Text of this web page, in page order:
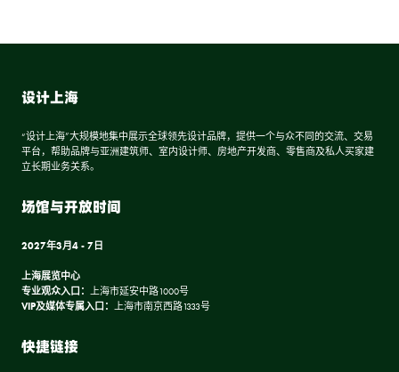
设计上海
“设计上海”大规模地集中展示全球领先设计品牌，提供一个与众不同的交流、交易
平台，帮助品牌与亚洲建筑师、室内设计师、房地产开发商、零售商及私人买家建
立长期业务关系。
场馆与开放时间
2027年3月4 - 7日
上海展览中心
专业观众入口： 上海市延安中路1000号
VIP及媒体专属入口： 上海市南京西路1333号
快捷链接